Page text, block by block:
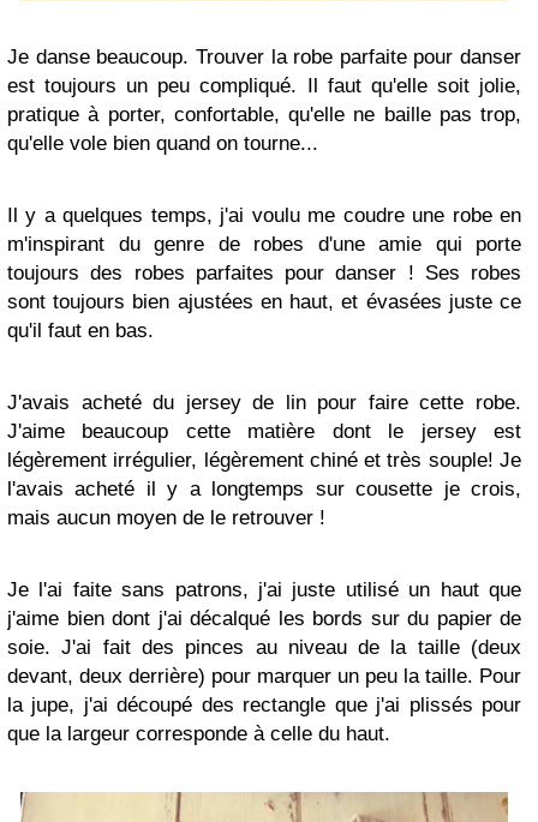
Je danse beaucoup. Trouver la robe parfaite pour danser
est toujours un peu compliqué. Il faut qu'elle soit jolie,
pratique à porter, confortable, qu'elle ne baille pas trop,
qu'elle vole bien quand on tourne...
Il y a quelques temps, j'ai voulu me coudre une robe en
m'inspirant du genre de robes d'une amie qui porte
toujours des robes parfaites pour danser ! Ses robes
sont toujours bien ajustées en haut, et évasées juste ce
qu'il faut en bas.
J'avais acheté du jersey de lin pour faire cette robe.
J'aime beaucoup cette matière dont le jersey est
légèrement irrégulier, légèrement chiné et très souple! Je
l'avais acheté il y a longtemps sur cousette je crois,
mais aucun moyen de le retrouver !
Je l'ai faite sans patrons, j'ai juste utilisé un haut que
j'aime bien dont j'ai décalqué les bords sur du papier de
soie. J'ai fait des pinces au niveau de la taille (deux
devant, deux derrière) pour marquer un peu la taille. Pour
la jupe, j'ai découpé des rectangle que j'ai plissés pour
que la largeur corresponde à celle du haut.